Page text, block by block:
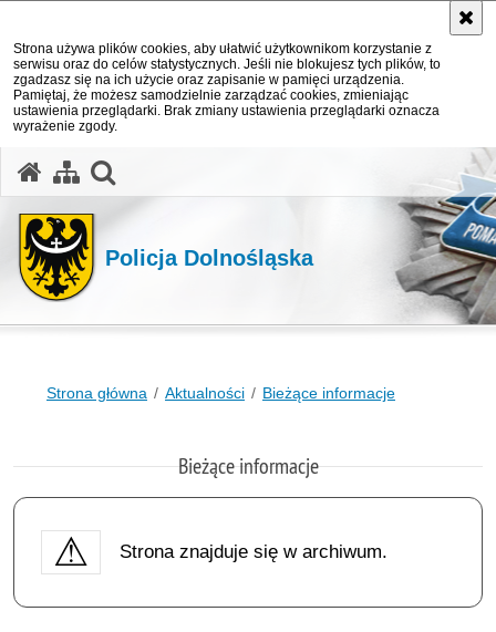
Strona używa plików cookies, aby ułatwić użytkownikom korzystanie z
serwisu oraz do celów statystycznych. Jeśli nie blokujesz tych plików, to
zgadzasz się na ich użycie oraz zapisanie w pamięci urządzenia.
Pamiętaj, że możesz samodzielnie zarządzać cookies, zmieniając
ustawienia przeglądarki. Brak zmiany ustawienia przeglądarki oznacza
wyrażenie zgody.
Policja Dolnośląska
Strona główna Aktualności Bieżące informacje
Bieżące informacje
Strona znajduje się w archiwum.